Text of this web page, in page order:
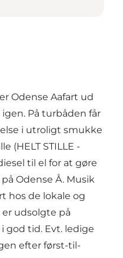
Odense Aafart ud
På turbåden får
i utroligt smukke
(HELT STILLE -
til el for at gøre
Odense Å. Musik
hos de lokale og
udsolgte på
god tid. Evt. ledige
efter først-til-